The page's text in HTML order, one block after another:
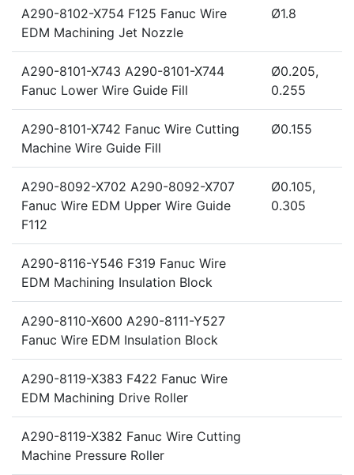
A290-8102-X754 F125 Fanuc Wire
EDM Machining Jet Nozzle
Ø1.8
A290-8101-X743 A290-8101-X744
Fanuc Lower Wire Guide Fill
Ø0.205,
0.255
A290-8101-X742 Fanuc Wire Cutting
Machine Wire Guide Fill
Ø0.155
A290-8092-X702 A290-8092-X707
Fanuc Wire EDM Upper Wire Guide
F112
Ø0.105,
0.305
A290-8116-Y546 F319 Fanuc Wire
EDM Machining Insulation Block
A290-8110-X600 A290-8111-Y527
Fanuc Wire EDM Insulation Block
A290-8119-X383 F422 Fanuc Wire
EDM Machining Drive Roller
A290-8119-X382 Fanuc Wire Cutting
Machine Pressure Roller